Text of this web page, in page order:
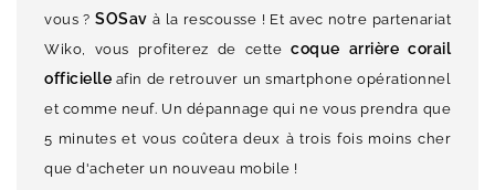
vous ? SOSav à la rescousse ! Et avec notre partenariat
Wiko, vous profiterez de cette coque arrière corail
officielle afin de retrouver un smartphone opérationnel
et comme neuf. Un dépannage qui ne vous prendra que
5 minutes et vous coûtera deux à trois fois moins cher
que d'acheter un nouveau mobile !